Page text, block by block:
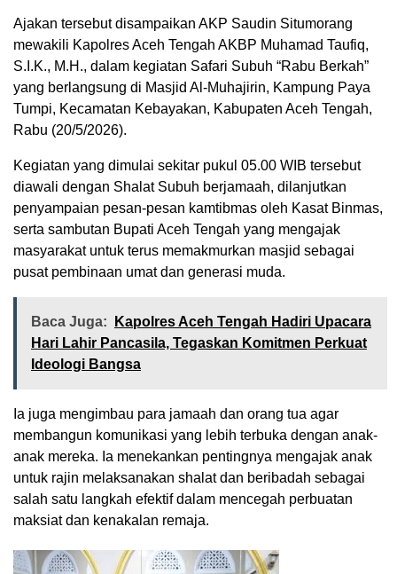
Ajakan tersebut disampaikan AKP Saudin Situmorang
mewakili Kapolres Aceh Tengah AKBP Muhamad Taufiq,
S.I.K., M.H., dalam kegiatan Safari Subuh “Rabu Berkah”
yang berlangsung di Masjid Al-Muhajirin, Kampung Paya
Tumpi, Kecamatan Kebayakan, Kabupaten Aceh Tengah,
Rabu (20/5/2026).
Kegiatan yang dimulai sekitar pukul 05.00 WIB tersebut
diawali dengan Shalat Subuh berjamaah, dilanjutkan
penyampaian pesan-pesan kamtibmas oleh Kasat Binmas,
serta sambutan Bupati Aceh Tengah yang mengajak
masyarakat untuk terus memakmurkan masjid sebagai
pusat pembinaan umat dan generasi muda.
Baca Juga:
Kapolres Aceh Tengah Hadiri Upacara
Hari Lahir Pancasila, Tegaskan Komitmen Perkuat
Ideologi Bangsa
Ia juga mengimbau para jamaah dan orang tua agar
membangun komunikasi yang lebih terbuka dengan anak-
anak mereka. Ia menekankan pentingnya mengajak anak
untuk rajin melaksanakan shalat dan beribadah sebagai
salah satu langkah efektif dalam mencegah perbuatan
maksiat dan kenakalan remaja.